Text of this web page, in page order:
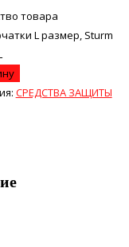
товара
L размер, Sturm
СРЕДСТВА ЗАЩИТЫ